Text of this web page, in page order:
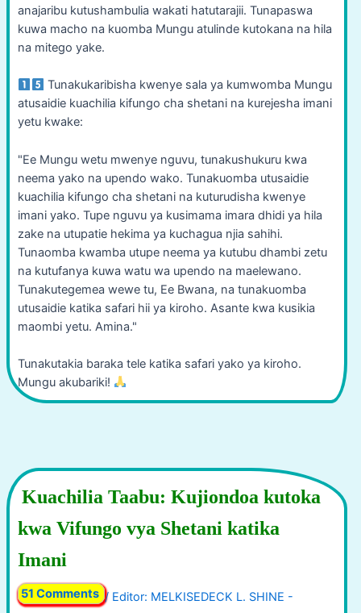
anajaribu kutushambulia wakati hatutarajii. Tunapaswa
kuwa macho na kuomba Mungu atulinde kutokana na hila
na mitego yake.
Tunakukaribisha kwenye sala ya kumwomba Mungu
atusaidie kuachilia kifungo cha shetani na kurejesha imani
yetu kwake:
"Ee Mungu wetu mwenye nguvu, tunakushukuru kwa
neema yako na upendo wako. Tunakuomba utusaidie
kuachilia kifungo cha shetani na kuturudisha kwenye
imani yako. Tupe nguvu ya kusimama imara dhidi ya hila
zake na utupatie hekima ya kuchagua njia sahihi.
Tunaomba kwamba utupe neema ya kutubu dhambi zetu
na kutufanya kuwa watu wa upendo na maelewano.
Tunakutegemea wewe tu, Ee Bwana, na tunakuomba
utusaidie katika safari hii ya kiroho. Asante kwa kusikia
maombi yetu. Amina."
Tunakutakia baraka tele katika safari yako ya kiroho.
Mungu akubariki!
Kuachilia Taabu: Kujiondoa kutoka
kwa Vifungo vya Shetani katika
Imani
51 Comments /